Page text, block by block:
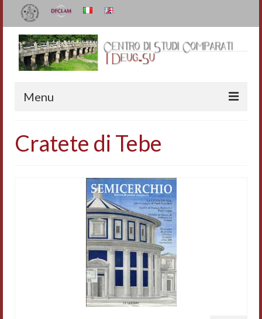
Menu
Organizzazione e contatti
I Deug-Su
Relazioni sulle attività
Accordi di cooperazione
Cratete di Tebe